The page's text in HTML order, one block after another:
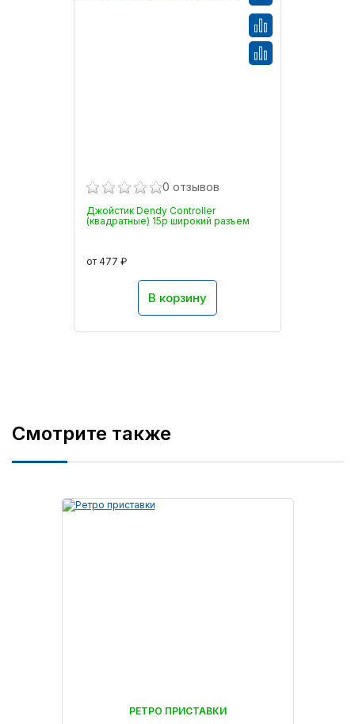
0 отзывов
Джойстик Dendy Controller
(квадратные) 15p широкий разъем
от 477 ₽
В корзину
Смотрите также
РЕТРО ПРИСТАВКИ